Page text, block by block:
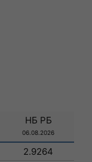
НБ РБ
06.08.2026
2.9264